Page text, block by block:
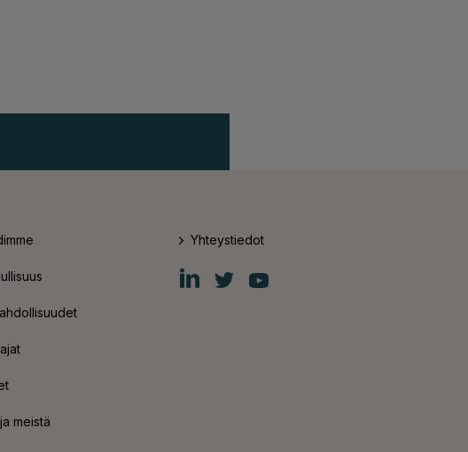
meistä
Yhteystiedot
Fiskars
Group
Fiskars
Group
Fiskars
Group